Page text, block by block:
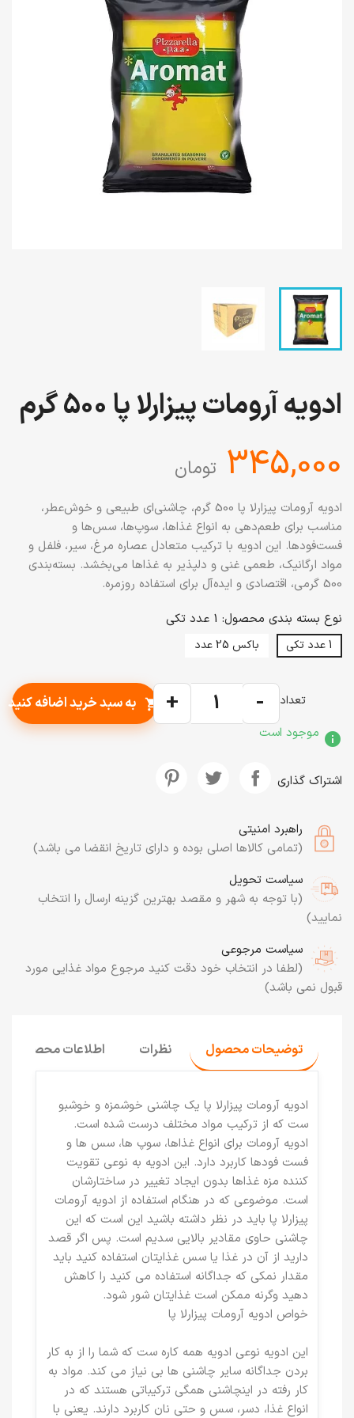
ادویه آرومات پیزارلا پا 500 گرم
‎345,000 تومان
ادویه آرومات پیزارلا پا 500 گرم، چاشنی‌ای طبیعی و خوش‌عطر،
مناسب برای طعم‌دهی به انواع غذاها، سوپ‌ها، سس‌ها و
فست‌فودها. این ادویه با ترکیب متعادل عصاره مرغ، سیر، فلفل و
مواد ارگانیک، طعمی غنی و دلپذیر به غذاها می‌بخشد. بسته‌بندی
500 گرمی، اقتصادی و ایده‌آل برای استفاده روزمره.
نوع بسته بندی محصول: 1 عدد تکی
1 عدد تکی باکس 25 عدد
تعداد -
+
shopping_cart به سبد خرید اضافه کنید
info موجود است
اشتراک گذاری
راهبرد امنیتی
(تمامی کالاها اصلی بوده و دارای تاریخ انقضا می باشد)
سیاست تحویل
(با توجه به شهر و مقصد بهترین گزینه ارسال را انتخاب
نمایید)
سیاست مرجوعی
(لطفا در انتخاب خود دقت کنید مرجوع مواد غذایی مورد
قبول نمی باشد)
توضیحات محصول نظرات اطلاعات محصول
ادویه آرومات پیزارلا پا یک چاشنی خوشمزه و خوشبو
ست که از ترکیب مواد مختلف درست شده است.
ادویه آرومات برای انواع غذاها، سوپ ها، سس ها و
فست فودها کاربرد دارد. این ادویه به نوعی تقویت
کننده مزه غذاها بدون ایجاد تغییر در ساختارشان
است. موضوعی که در هنگام استفاده از ادویه آرومات
پیزارلا پا باید در نظر داشته باشید این است که این
چاشنی حاوی مقادیر بالایی سدیم است. پس اگر قصد
دارید از آن در غذا یا سس غذایتان استفاده کنید باید
مقدار نمکی که جداگانه استفاده می کنید را کاهش
دهید وگرنه ممکن است غذایتان شور شود.
خواص ادویه آرومات پیزارلا پا
این ادویه نوعی ادویه همه کاره ست که شما را از به کار
بردن جداگانه سایر چاشنی ها بی نیاز می کند. مواد به
کار رفته در اینچاشنی همگی ترکیباتی هستند که در
انواع غذا، دسر، سس و حتی نان کاربرد دارند. یعنی با